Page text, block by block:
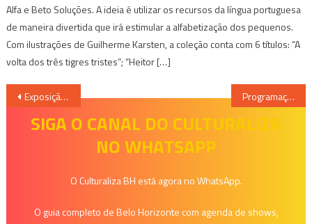
Alfa e Beto Soluções. A ideia é utilizar os recursos da língua portuguesa
de maneira divertida que irá estimular a alfabetização dos pequenos.
Com ilustrações de Guilherme Karsten, a coleção conta com 6 títulos: “A
volta dos três tigres tristes”; “Heitor […]
Navegação
Exposição Itinerante chega a Casa Fiat de Cultura Programação – MIS Cine Santa Tereza
SIGA O CANAL DO CULTURALIZA
NO WHATSAPP
O Culturaliza BH está agora no WhatsApp.
O guia completo de Belo Horizonte com agenda de shows,